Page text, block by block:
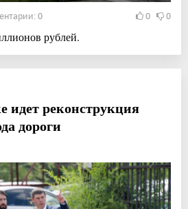
0 0 0
рублей.
идет реконструкция
дороги